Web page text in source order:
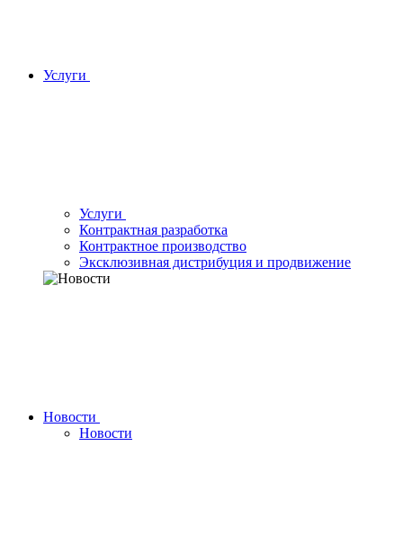
Услуги
Услуги
Контрактная разработка
Контрактное производство
Эксклюзивная дистрибуция и продвижение
Новости
Новости